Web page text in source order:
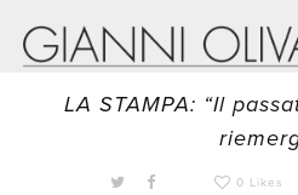
26 Febbraio 2023 /
LA STAMPA: “Il
0 Likes